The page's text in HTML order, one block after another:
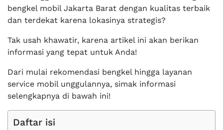
bengkel mobil Jakarta Barat dengan kualitas terbaik
dan terdekat karena lokasinya strategis?
Tak usah khawatir, karena artikel ini akan berikan
informasi yang tepat untuk Anda!
Dari mulai rekomendasi bengkel hingga layanan
service mobil unggulannya, simak informasi
selengkapnya di bawah ini!
Daftar isi